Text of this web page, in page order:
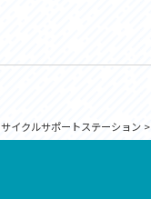
サイクルサポートステーション>